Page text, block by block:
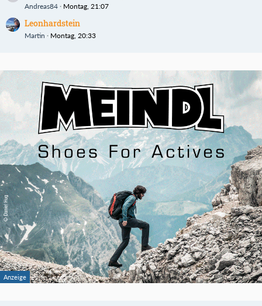
Andreas84 Montag, 21:07
Leonhardstein
Martin Montag, 20:33